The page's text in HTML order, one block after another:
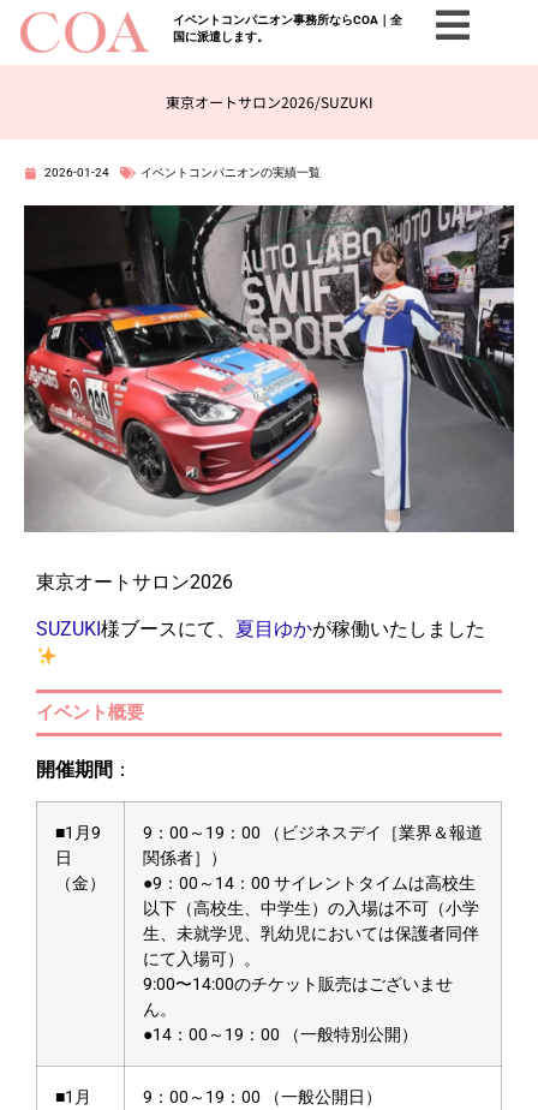
イベントコンパニオン事務所ならCOA｜全
国に派遣します。
東京オートサロン2026/SUZUKI
2026-01-24 イベントコンパニオンの実績一覧
東京オートサロン2026
SUZUKI様ブースにて、 夏目ゆかが稼働いたしました
イベント概要
開催期間 ：
■1月9
日
（金）
9：00～19：00 （ビジネスデイ［業界＆報道
関係者］）
●9：00～14：00 サイレントタイムは高校生
以下（高校生、中学生）の入場は不可（小学
生、未就学児、乳幼児においては保護者同伴
にて入場可）。
9:00〜14:00のチケット販売はございませ
ん。
●14：00～19：00 （一般特別公開）
■1月
9：00～19：00 （一般公開日）